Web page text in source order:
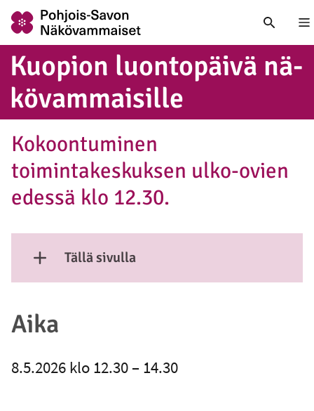
Kuopion luon­to­päi­vä nä­
kö­vam­mai­sil­le
Kokoontuminen
toimintakeskuksen ulko-ovien
edessä klo 12.30.
Tällä sivulla
Näytä sisältö
Aika
8.5.2026 klo 12.30 – 14.30